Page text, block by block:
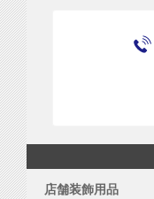
店舗装飾用品